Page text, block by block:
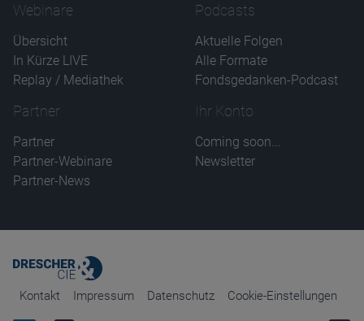
Webinare
Übersicht
In Kürze LIVE
Replay / Mediathek
Podcasts
Aktuelle Folgen
Alle Formate
Fondsgedanken-Podcast
Partner
Partner
Partner-Webinare
Partner-News
Ihr Konto
Coming soon...
Newsletter
Kontakt Impressum Datenschutz Cookie-Einstellungen